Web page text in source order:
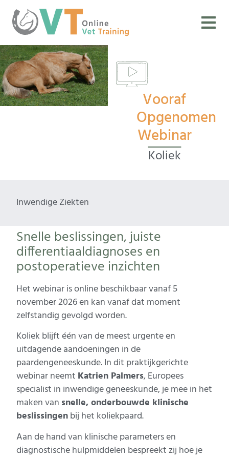
Vooraf
Opgenomen
Webinar
Koliek
Inwendige Ziekten
Snelle beslissingen, juiste
differentiaaldiagnoses en
postoperatieve inzichten
Het webinar is online beschikbaar vanaf 5
november 2026 en kan vanaf dat moment
zelfstandig gevolgd worden.
Koliek blijft één van de meest urgente en
uitdagende aandoeningen in de
paardengeneeskunde. In dit praktijkgerichte
webinar neemt Katrien Palmers, Europees
specialist in inwendige geneeskunde, je mee in het
maken van snelle, onderbouwde klinische
beslissingenbij het koliekpaard.
Aan de hand van klinische parameters en
diagnostische hulpmiddelen bespreekt zij hoe je